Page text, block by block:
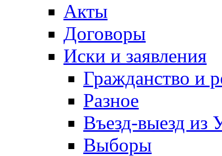
Акты
Договоры
Иски и заявления
Гражданство и
Разное
Въезд-выезд из
Выборы